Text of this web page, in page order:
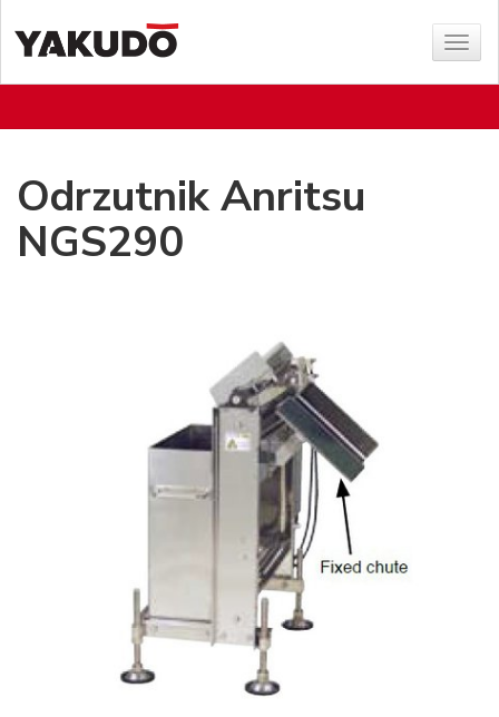
menu
Odrzutnik Anritsu
NGS290